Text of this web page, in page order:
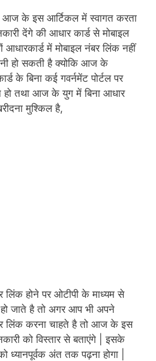
आज के इस आर्टिकल में स्वागत करता
देंगे की आधार कार्ड से मोबाइल
में मोबाइल नंबर लिंक नहीं
हो सकती है क्योकि आज के
के बिना कईगवर्नमेंट पोर्टल पर
तथा आज के युग में बिना आधार
मुश्किल है,
लिंक होने पर ओटीपी के माध्यम से
जाते है तो अगर आप भी अपने
लिंक करना चाहते है तो आज के इस
को विस्तार से बताएंगे | इसके
अंत तक पढ़ना होगा |